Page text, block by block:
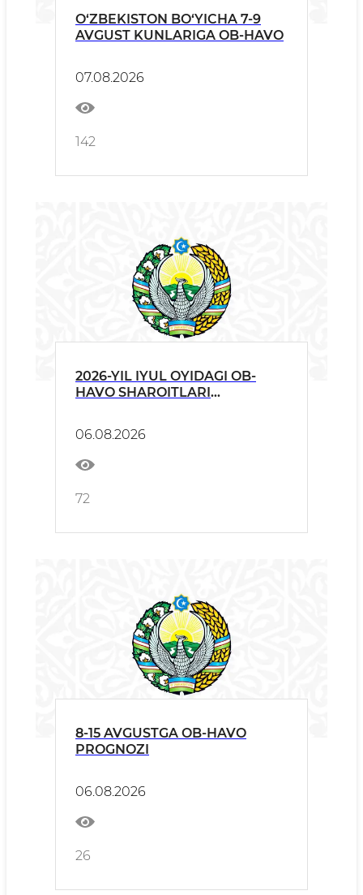
O‘ZBEKISTON BO‘YICHA 7-9
AVGUST KUNLARIGA OB-HAVO
07.08.2026
142
2026-YIL IYUL OYIDAGI OB-
HAVO SHAROITLARI
06.08.2026
72
8-15 AVGUSTGA OB-HAVO
PROGNOZI
06.08.2026
26